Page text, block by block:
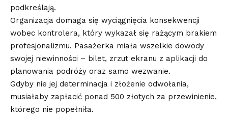
podkreślają.
Organizacja domaga się wyciągnięcia konsekwencji
wobec kontrolera, który wykazał się rażącym brakiem
profesjonalizmu. Pasażerka miała wszelkie dowody
swojej niewinności – bilet, zrzut ekranu z aplikacji do
planowania podróży oraz samo wezwanie.
Gdyby nie jej determinacja i złożenie odwołania,
musiałaby zapłacić ponad 500 złotych za przewinienie,
którego nie popełniła.